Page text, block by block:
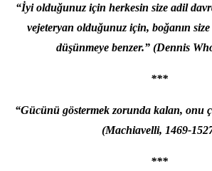
“İyi olduğunuz için herkesin size adil
vejeteryan olduğunuz için, boğanın size
düşünmeye benzer.” (Dennis
***
“Gücünü göstermek zorunda kalan, onu
(Machiavelli, 1469-
***